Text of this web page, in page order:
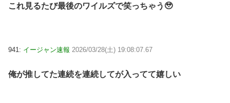
これ見るたび最後のワイルズで笑っちゃう🥹
941: イージャン速報 2026/03/28(土) 19:08:07.67
俺が推してた連続を連続してが入ってて嬉しい